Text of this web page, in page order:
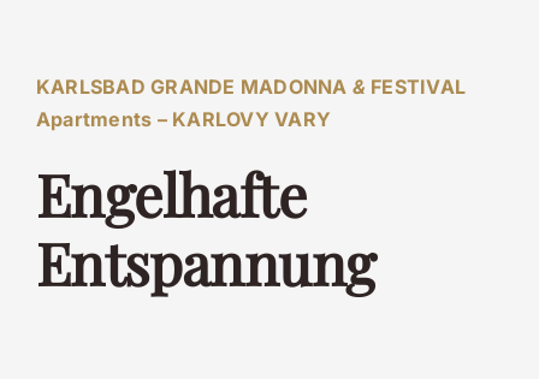
KARLSBAD GRANDE MADONNA & FESTIVAL
Apartments – KARLOVY VARY
Engelhafte
Entspannung